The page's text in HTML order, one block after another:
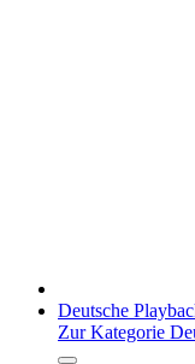
Deutsche
Zur Kategorie